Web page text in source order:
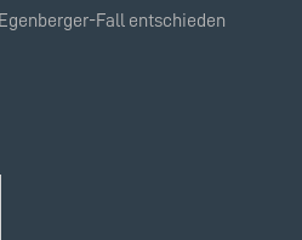
Fall entschieden